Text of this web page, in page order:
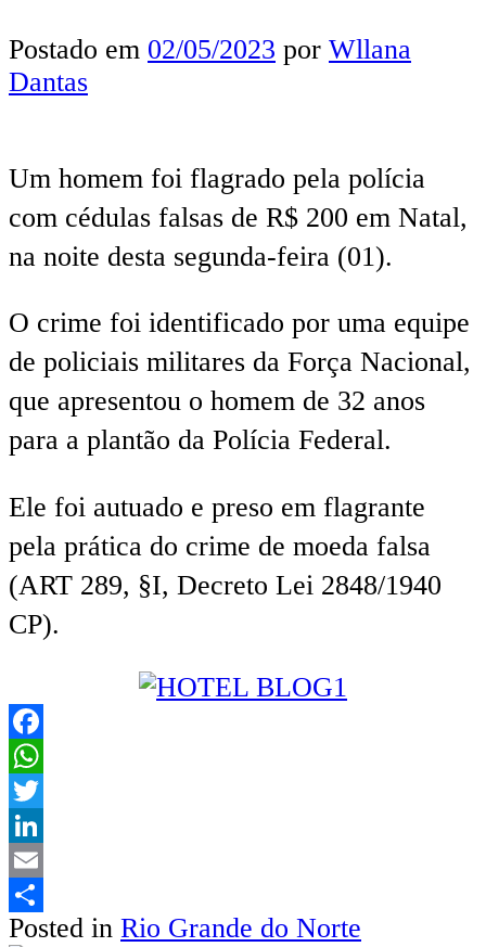
Postado em 02/05/2023 por Wllana
Dantas
Um homem foi flagrado pela polícia
com cédulas falsas de R$ 200 em Natal,
na noite desta segunda-feira (01).
O crime foi identificado por uma equipe
de policiais militares da Força Nacional,
que apresentou o homem de 32 anos
para a plantão da Polícia Federal.
Ele foi autuado e preso em flagrante
pela prática do crime de moeda falsa
(ART 289, §I, Decreto Lei 2848/1940
CP).
Facebook
WhatsApp
Twitter
LinkedIn
Email
Share
Posted in Rio Grande do Norte